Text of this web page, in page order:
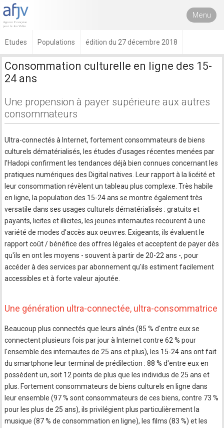
Menu
Etudes Populations édition du 27 décembre 2018
Consommation culturelle en ligne des 15-
24 ans
Une propension à payer supérieure aux autres
consommateurs
Ultra-connectés à Internet, fortement consommateurs de biens
culturels dématérialisés, les études d'usages récentes menées par
l'Hadopi confirment les tendances déjà bien connues concernant les
pratiques numériques des Digital natives. Leur rapport à la licéité et
leur consommation révèlent un tableau plus complexe. Très habile
en ligne, la population des 15-24 ans se montre également très
versatile dans ses usages culturels dématérialisés : gratuits et
payants, licites et illicites, les jeunes internautes recourent à une
variété de modes d'accès aux oeuvres. Exigeants, ils évaluent le
rapport coût / bénéfice des offres légales et acceptent de payer dès
qu'ils en ont les moyens - souvent à partir de 20-22 ans -, pour
accéder à des services par abonnement qu'ils estiment facilement
accessibles et à forte valeur ajoutée.
Une génération ultra-connectée, ultra-consommatrice
Beaucoup plus connectés que leurs aînés (85 % d'entre eux se
connectent plusieurs fois par jour à Internet contre 62 % pour
l'ensemble des internautes de 25 ans et plus), les 15-24 ans ont fait
du smartphone leur terminal de prédilection : 88 % d'entre eux en
possèdent un, soit 12 points de plus que les individus de 25 ans et
plus. Fortement consommateurs de biens culturels en ligne dans
leur ensemble (97 % sont consommateurs de ces biens, contre 73 %
pour les plus de 25 ans), ils privilégient plus particulièrement la
musique (87 % de consommation en ligne), les films (83 %) et les